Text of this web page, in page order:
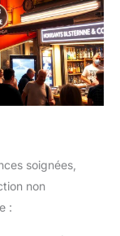
soignées,
non
: